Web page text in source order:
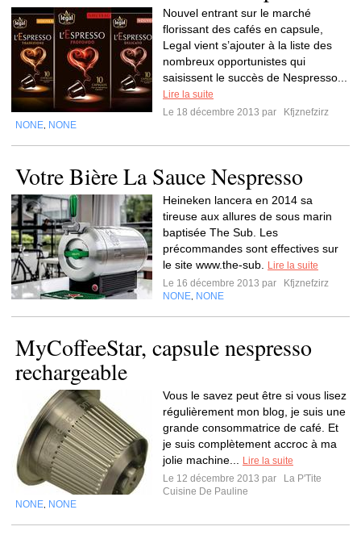
Nouvel entrant sur le marché
florissant des cafés en capsule,
Legal vient s’ajouter à la liste des
nombreux opportunistes qui
saisissent le succès de Nespresso...
Lire la suite
Le 18 décembre 2013 par
Kfjznefzirz
NONE NONE
Votre Bière La Sauce Nespresso
Heineken lancera en 2014 sa
tireuse aux allures de sous marin
baptisée The Sub. Les
précommandes sont effectives sur
le site www.the-sub.
Lire la suite
Le 16 décembre 2013 par
Kfjznefzirz
NONE NONE
MyCoffeeStar, capsule nespresso
rechargeable
Vous le savez peut être si vous lisez
régulièrement mon blog, je suis une
grande consommatrice de café. Et
je suis complètement accroc à ma
jolie machine...
Lire la suite
Le 12 décembre 2013 par
La P'Tite
Cuisine De Pauline
NONE NONE